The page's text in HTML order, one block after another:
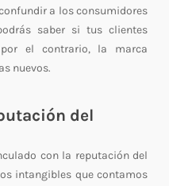
a los consumidores
saber si tus clientes
el contrario, la marca
nuevos.
del
con la reputación del
intangibles que contamos